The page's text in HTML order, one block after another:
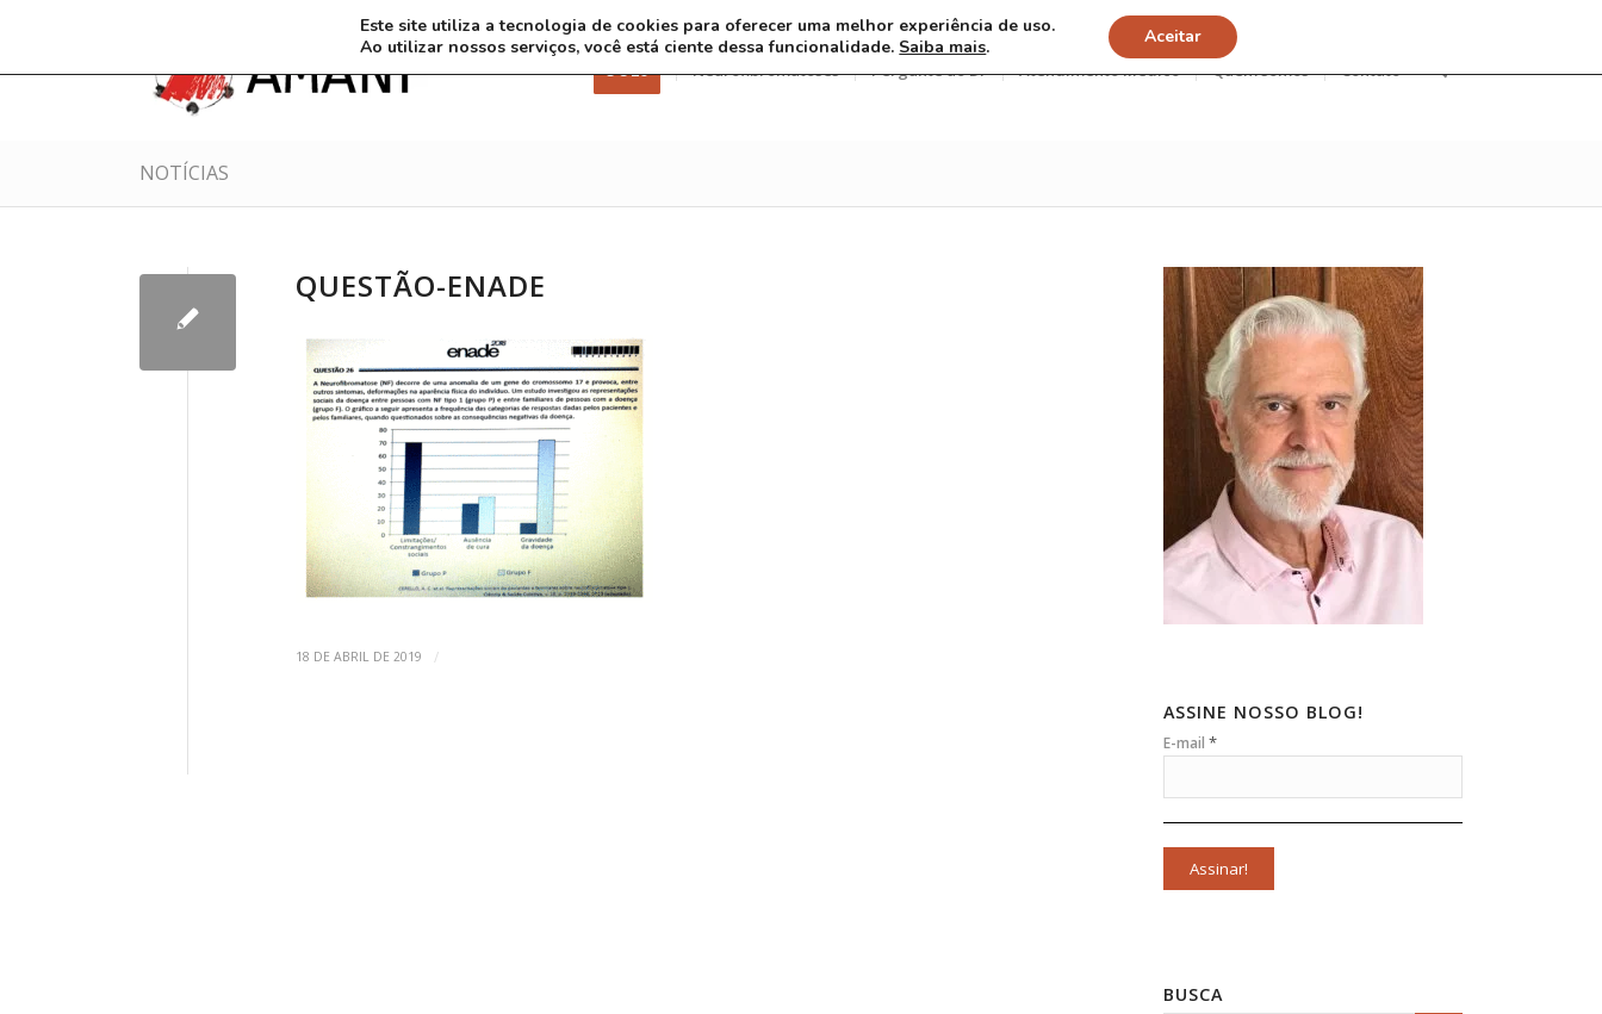
3 8 26 Neurofibromatoses Pergunte ao Dr Atendimento Médico Quem somos Contato
NOTÍCIAS
QUESTÃO-ENADE
18 DE ABRIL DE 2019 /
ASSINE NOSSO BLOG!
E-mail*
BUSCA
Este site utiliza a tecnologia de cookies para oferecer uma melhor experiência de uso.
Ao utilizar nossos serviços, você está ciente dessa funcionalidade. Saiba mais. Aceitar